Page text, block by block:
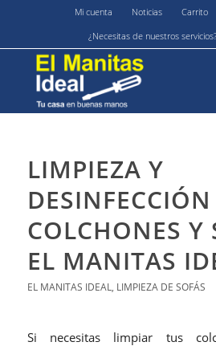
Mi cuenta Noticias Carrito
¿Necesitas de nuestros
LIMPIEZA Y
DESINFECCIÓN
COLCHONES Y
EL MANITAS
EL MANITAS IDEAL, LIMPIEZA DE SOFÁS
Si necesitas limpiar tus